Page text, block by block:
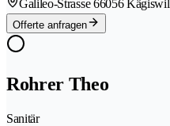
Galileo-Strasse 66056 Kägiswil
Offerte anfragen
Rohrer Theo
Sanitär